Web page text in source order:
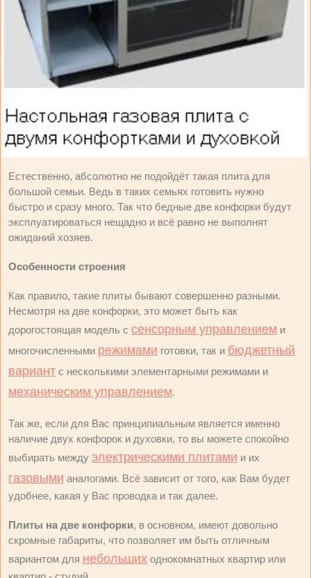
Естественно, абсолютно не подойдёт такая плита для
большой семьи. Ведь в таких семьях готовить нужно
быстро и сразу много. Так что бедные две конфорки будут
эксплуатироваться нещадно и всё равно не выполнят
ожиданий хозяев.
Особенности строения
Как правило, такие плиты бывают совершенно разными.
Несмотря на две конфорки, это может быть как
дорогостоящая модель с сенсорным управлением и
многочисленными режимами готовки, так и бюджетный
вариант с несколькими элементарными режимами и
механическим управлением.
Так же, если для Вас принципиальным является именно
наличие двух конфорок и духовки, то вы можете спокойно
выбирать между электрическими плитами и их
газовыми аналогами. Всё зависит от того, как Вам будет
удобнее, какая у Вас проводка и так далее.
Плиты на две конфорки, в основном, имеют довольно
скромные габариты, что позволяет им быть отличным
вариантом для небольших однокомнатных квартир или